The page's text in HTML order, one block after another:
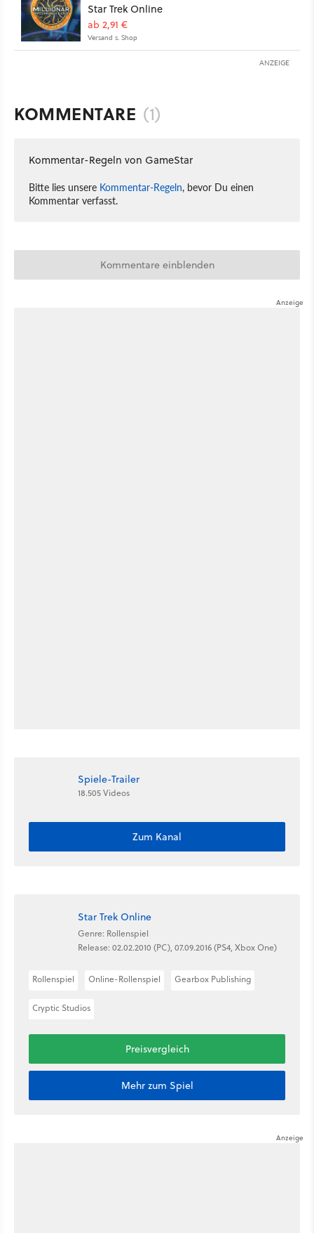
Star Trek Online
ab 2,91 €
Versand s. Shop
ANZEIGE
KOMMENTARE (1)
Kommentar-Regeln von GameStar
Bitte lies unsere Kommentar-Regeln, bevor Du einen
Kommentar verfasst.
Kommentare einblenden
Spiele-Trailer
18.505 Videos
Zum Kanal
Star Trek Online
Genre: Rollenspiel
Release: 02.02.2010 (PC), 07.09.2016 (PS4, Xbox One)
Rollenspiel Online-Rollenspiel Gearbox Publishing
Cryptic Studios
Preisvergleich
Mehr zum Spiel